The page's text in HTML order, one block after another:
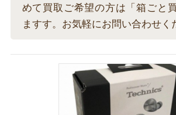
めて買取ご希望の方は「箱ごと
ますす。お気軽にお問い合わせく